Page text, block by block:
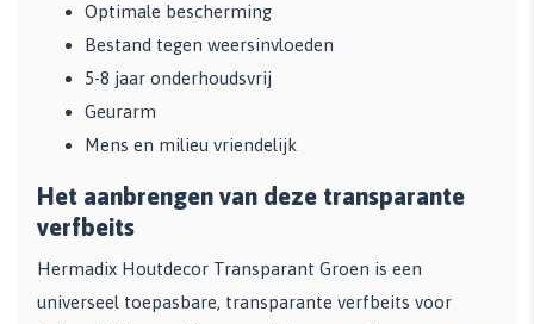
Optimale bescherming
Bestand tegen weersinvloeden
5-8 jaar onderhoudsvrij
Geurarm
Mens en milieu vriendelijk
Het aanbrengen van deze transparante
verfbeits
Hermadix Houtdecor Transparant Groen is een
universeel toepasbare, transparante verfbeits voor